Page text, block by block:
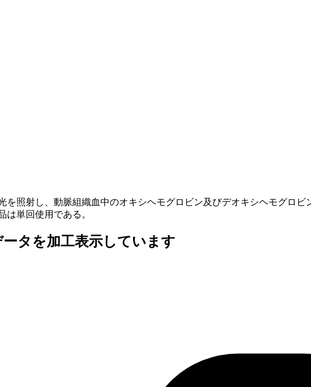
照射し、動脈組織血中のオキシヘモグロビン及びデオキシヘモグロビ
単回使用である。
タを加工表示しています